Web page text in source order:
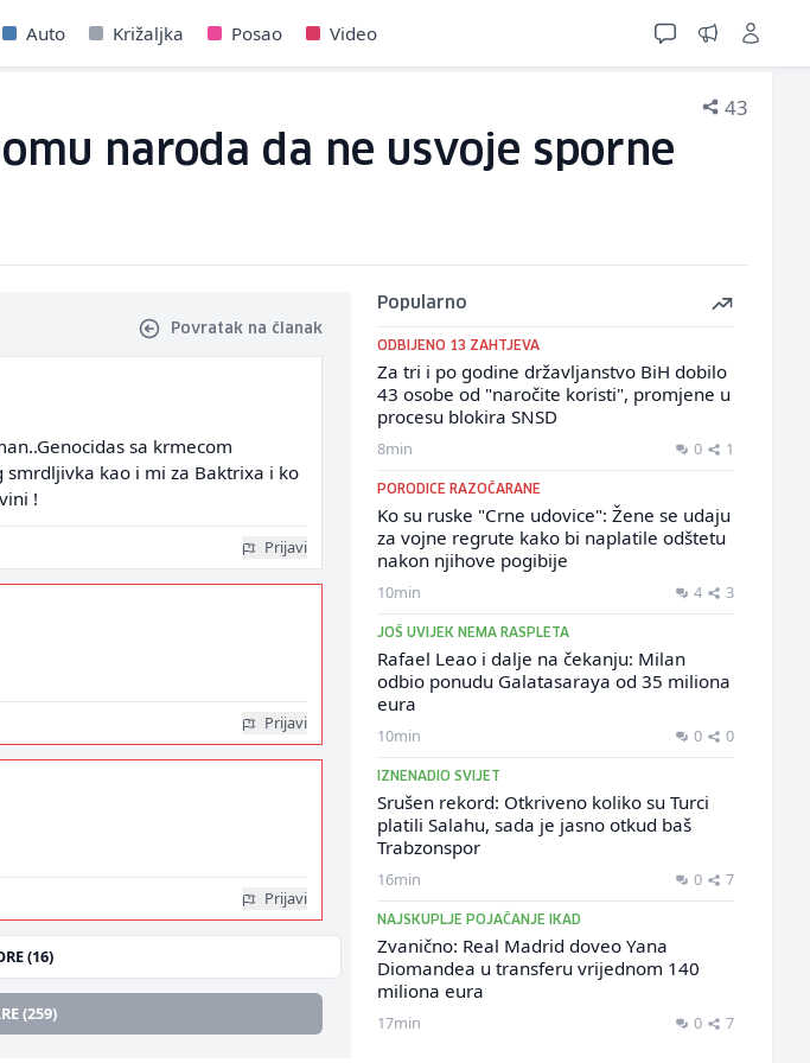
Auto Križaljka Posao Video
43
naroda da ne usvoje sporne
Povratak na članak
sa krmecom
kao i mi za Baktrixa i ko
!
Prijavi
Prijavi
Prijavi
(16)
(259)
Popularno
ODBIJENO 13 ZAHTJEVA
Za tri i po godine državljanstvo BiH dobilo
43 osobe od "naročite koristi", promjene u
procesu blokira SNSD
8min 0 1
PORODICE RAZOČARANE
Ko su ruske "Crne udovice": Žene se udaju
za vojne regrute kako bi naplatile odštetu
nakon njihove pogibije
10min 4 3
JOŠ UVIJEK NEMA RASPLETA
Rafael Leao i dalje na čekanju: Milan
odbio ponudu Galatasaraya od 35 miliona
eura
10min 0 0
IZNENADIO SVIJET
Srušen rekord: Otkriveno koliko su Turci
platili Salahu, sada je jasno otkud baš
Trabzonspor
16min 0 7
NAJSKUPLJE POJAČANJE IKAD
Zvanično: Real Madrid doveo Yana
Diomandea u transferu vrijednom 140
miliona eura
17min 0 7